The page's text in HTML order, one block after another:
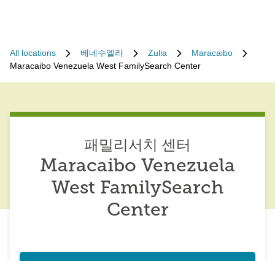
All locations 베네수엘라 Zulia
Maracaibo
Maracaibo Venezuela West FamilySearch Center
패밀리서치 센터
Maracaibo Venezuela
West FamilySearch
Center